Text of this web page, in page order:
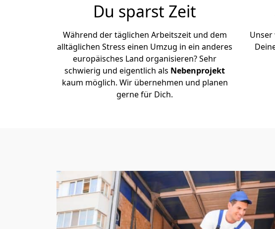
Du sparst Zeit
Während der täglichen Arbeitszeit und dem
alltäglichen Stress einen Umzug in ein anderes
europäisches Land organisieren? Sehr
schwierig und eigentlich als Nebenprojekt
kaum möglich. Wir übernehmen und planen
gerne für Dich.
Unser